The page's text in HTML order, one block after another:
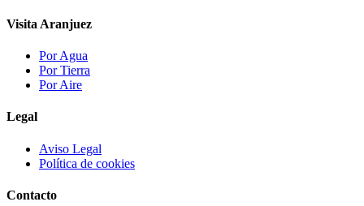
Visita Aranjuez
Por Agua
Por Tierra
Por Aire
Legal
Aviso Legal
Política de cookies
Contacto